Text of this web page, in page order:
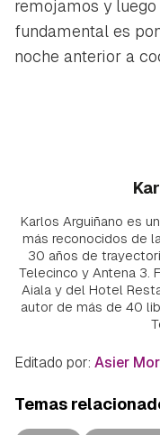
remojamos y
fundamental es
noche anterior a
Karlos Arguiñano es
más reconocidos de
30 años de
Telecinco y Antena 3.
Aiala y del Hotel
autor de más de 40
Editado por: Asier
Temas